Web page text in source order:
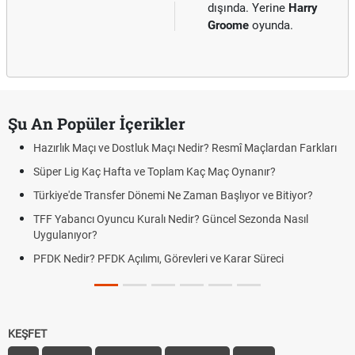
dışında. Yerine Harry
Groome oyunda.
Şu An Popüler İçerikler
Hazırlık Maçı ve Dostluk Maçı Nedir? Resmî Maçlardan Farkları
Süper Lig Kaç Hafta ve Toplam Kaç Maç Oynanır?
Türkiye'de Transfer Dönemi Ne Zaman Başlıyor ve Bitiyor?
TFF Yabancı Oyuncu Kuralı Nedir? Güncel Sezonda Nasıl
Uygulanıyor?
PFDK Nedir? PFDK Açılımı, Görevleri ve Karar Süreci
KEŞFET